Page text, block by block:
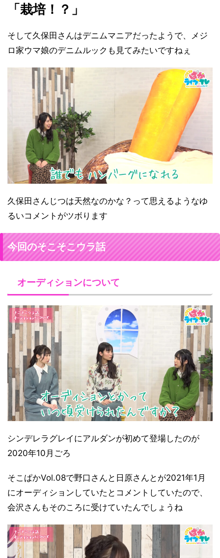
「栽培！？」
そして久保田さんはデニムマニアだったようで、メジ
ロ家ウマ娘のデニムルックも見てみたいですねぇ
久保田さんじつは天然なのかな？って思えるようなゆ
るいコメントがツボります
今回のそこそこウラ話
オーディションについて
シンデレラグレイにアルダンが初めて登場したのが
2020年10月ごろ
そこぱかVol.08で野口さんと日原さんとが2021年1月
にオーディションしていたとコメントしていたので、
会沢さんもそのころに受けていたんでしょうね